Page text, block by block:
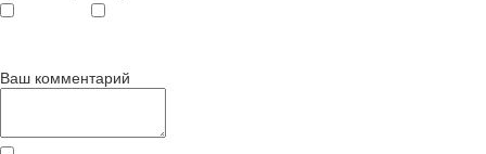
Ваш комментарий